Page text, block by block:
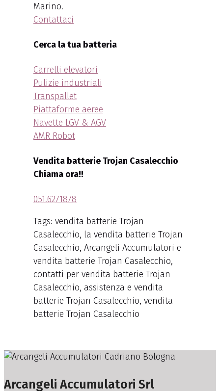
Marino.
Contattaci
Cerca la tua batteria
Carrelli elevatori
Pulizie industriali
Transpallet
Piattaforme aeree
Navette LGV & AGV
AMR Robot
Vendita batterie Trojan Casalecchio
Chiama ora!!
051.6271878
Tags: vendita batterie Trojan
Casalecchio, la vendita batterie Trojan
Casalecchio, Arcangeli Accumulatori e
vendita batterie Trojan Casalecchio,
contatti per vendita batterie Trojan
Casalecchio, assistenza e vendita
batterie Trojan Casalecchio, vendita
batterie Trojan Casalecchio
Arcangeli Accumulatori Srl